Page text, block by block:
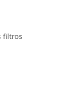
filtros